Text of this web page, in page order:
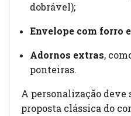
dobrável);
Envelope com forro
Adornos extras,
ponteiras.
A personalização deve
proposta clássica do